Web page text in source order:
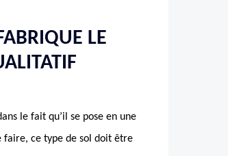
LE
le fait qu’il se pose en une
faire, ce type de sol doit être